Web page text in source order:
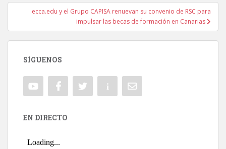
ecca.edu y el Grupo CAPISA renuevan su convenio de RSC para
impulsar las becas de formación en Canarias
SÍGUENOS
EN DIRECTO